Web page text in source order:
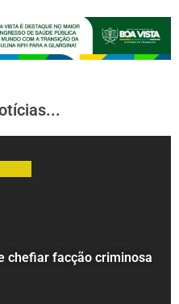
chefiar facção criminosa